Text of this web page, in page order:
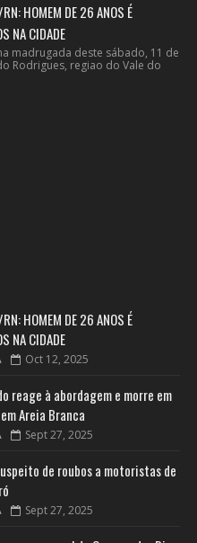
HOMEM DE 26 ANOS É
NA CIDADE
madrugada deste sábado, 11 de
Rodrigues, regiao do Vale do
HOMEM DE 26 ANOS É
NA CIDADE
Oct 12, 2025
reage à abordagem e morre em
Areia Branca
Sept 27, 2025
de roubos a motoristas de
Sept 27, 2025